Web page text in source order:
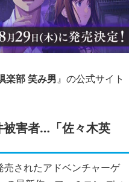
楽部 笑み男』の公式サイト
害者…「佐々木英
されたアドベンチャーゲ